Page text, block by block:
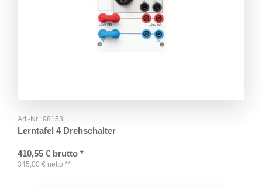
Art.-Nr.: 98153
Lerntafel 4 Drehschalter
410,55 € brutto *
345,00 € netto **